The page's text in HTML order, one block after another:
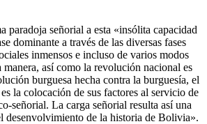
paradoja señorial a esta «insólita capacidad
dominante a través de las diversas fases
inmensos e incluso de varios modos
así como la revolución nacional es
burguesa hecha contra la burguesía, el
la colocación de sus factores al servicio de
señorial. La carga señorial resulta así una
desenvolvimiento de la historia de Bolivia».